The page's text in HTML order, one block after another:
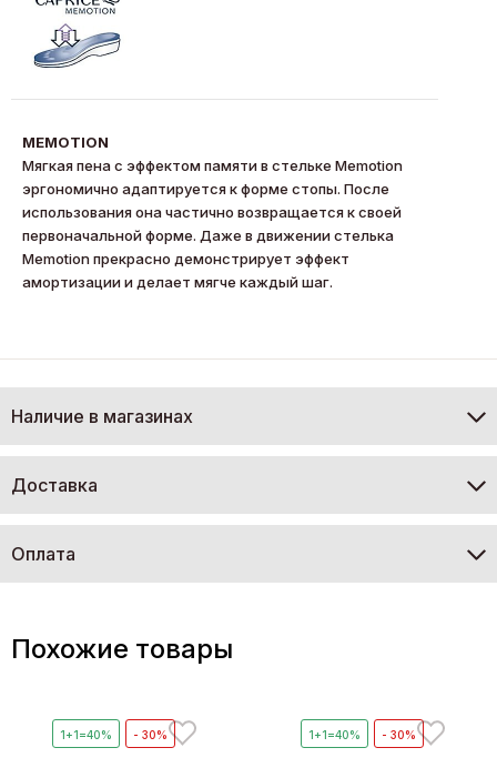
MEMOTION
Мягкая пена с эффектом памяти в стельке Memotion
эргономично адаптируется к форме стопы. После
использования она частично возвращается к своей
первоначальной форме. Даже в движении стелька
Memotion прекрасно демонстрирует эффект
амортизации и делает мягче каждый шаг.
Наличие в магазинах
Доставка
Оплата
Похожие товары
1+1=40% - 30% 1+1=40% - 30%